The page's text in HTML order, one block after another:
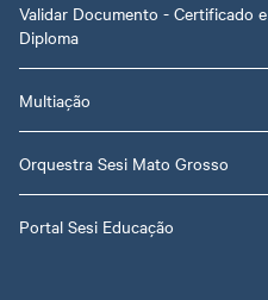
Validar Documento - Certificado e
Diploma
Multiação
Orquestra Sesi Mato Grosso
Portal Sesi Educação